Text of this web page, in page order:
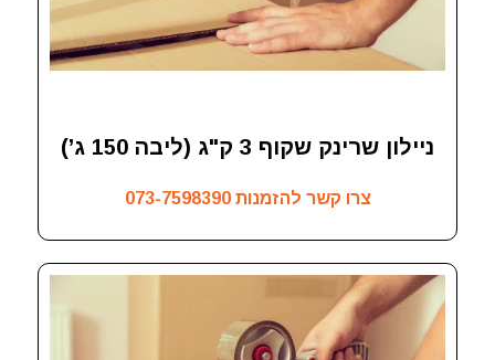
ניילון שרינק שקוף 3 ק"ג (ליבה 150 ג’)
צרו קשר להזמנות073-7598390